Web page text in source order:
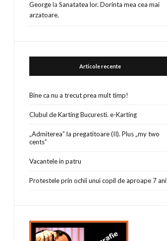
GeorgelaSanatatea lor. Dorinta mea cea mai
arzatoare.
Articole recente
Bine ca nu a trecut prea mult timp!
Clubul de Karting Bucuresti. e-Karting
„Admiterea” la pregatitoare (II). Plus „my two
cents”
Vacantele in patru
Protestele prin ochii unui copil de aproape 7 ani